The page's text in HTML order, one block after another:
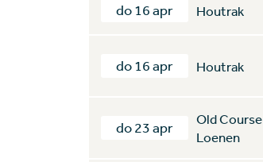
do 16 apr Houtrak
do 16 apr Houtrak
do 23 apr
Old Course
Loenen